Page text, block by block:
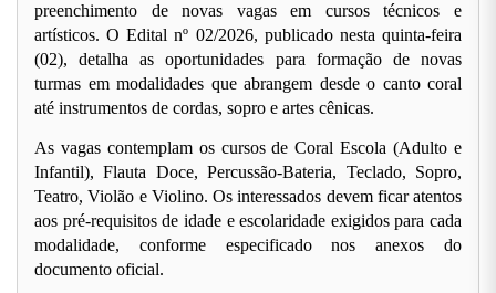
preenchimento de novas vagas em cursos técnicos e
artísticos. O Edital nº 02/2026, publicado nesta quinta-feira
(02), detalha as oportunidades para formação de novas
turmas em modalidades que abrangem desde o canto coral
até instrumentos de cordas, sopro e artes cênicas.
As vagas contemplam os cursos de Coral Escola (Adulto e
Infantil), Flauta Doce, Percussão-Bateria, Teclado, Sopro,
Teatro, Violão e Violino. Os interessados devem ficar atentos
aos pré-requisitos de idade e escolaridade exigidos para cada
modalidade, conforme especificado nos anexos do
documento oficial.